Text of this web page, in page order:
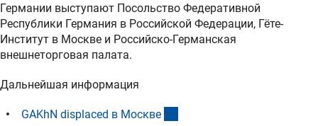
Германии выступают Посольство Федеративной
Республики Германия в Российской Федерации, Гёте-
Институт в Москве и Российско-Германская
внешнеторговая палата.
Дальнейшая информация
GAKhN displaced в Москве